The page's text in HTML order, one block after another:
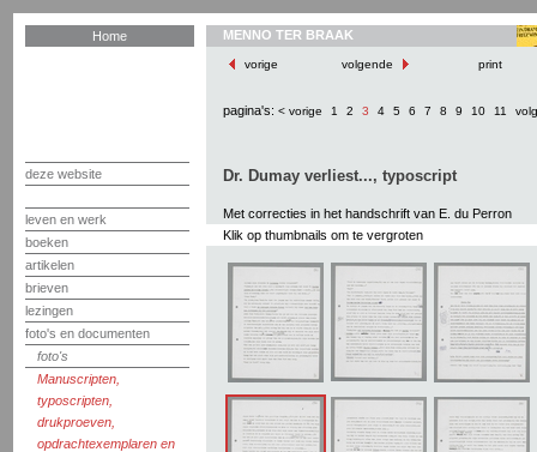
Home
deze website
leven en werk
boeken
artikelen
brieven
lezingen
foto's en documenten
foto's
Manuscripten,
typoscripten,
drukproeven,
opdrachtexemplaren en
MENNO TER BRAAK
vorige volgende print
pagina's: < vorige 1 2 3 4 5 6 7 8 9 10 11
Dr. Dumay verliest..., typoscript
Met correcties in het handschrift van E. du Perron
Klik op thumbnails om te vergroten